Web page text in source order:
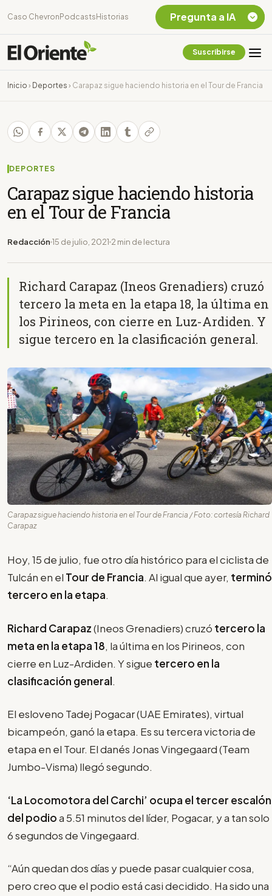
Caso Chevron Podcasts Historias
Suscribirse
Inicio › Deportes › Carapaz sigue haciendo historia en el Tour de Francia
DEPORTES
Carapaz sigue haciendo historia
en el Tour de Francia
Redacción 15 de julio, 2021 2 min de lectura
Richard Carapaz (Ineos Grenadiers) cruzó
tercero la meta en la etapa 18, la última en
los Pirineos, con cierre en Luz-Ardiden. Y
sigue tercero en la clasificación general.
Carapaz sigue haciendo historia en el Tour de Francia / Foto: cortesía Richard
Carapaz
Hoy, 15 de julio, fue otro día histórico para el ciclista de
Tulcán en el Tour de Francia. Al igual que ayer, terminó
tercero en la etapa.
Richard Carapaz(Ineos Grenadiers) cruzó tercero la
meta en la etapa 18, la última en los Pirineos, con
cierre en Luz-Ardiden. Y sigue tercero en la
clasificación general.
El esloveno Tadej Pogacar (UAE Emirates), virtual
bicampeón, ganó la etapa. Es su tercera victoria de
etapa en el Tour. El danés Jonas Vingegaard (Team
Jumbo-Visma) llegó segundo.
‘La Locomotora del Carchi’ ocupa el tercer escalón
del podioa 5.51 minutos del líder, Pogacar, y a tan solo
6 segundos de Vingegaard.
“Aún quedan dos días y puede pasar cualquier cosa,
pero creo que el podio está casi decidido. Ha sido una
Pregunta a IA
Chevron Ecuador